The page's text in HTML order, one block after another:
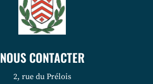
NOUS CONTACTER
2, rue du Prélois